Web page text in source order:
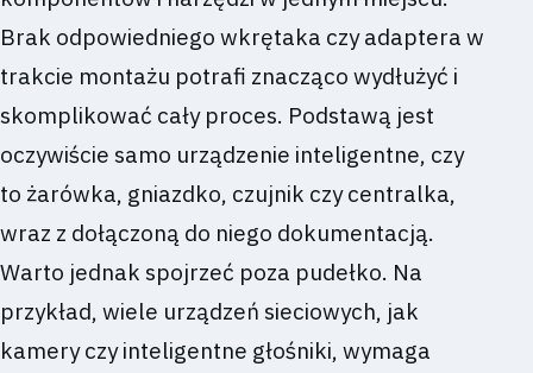
Brak odpowiedniego wkrętaka czy adaptera w
trakcie montażu potrafi znacząco wydłużyć i
skomplikować cały proces. Podstawą jest
oczywiście samo urządzenie inteligentne, czy
to żarówka, gniazdko, czujnik czy centralka,
wraz z dołączoną do niego dokumentacją.
Warto jednak spojrzeć poza pudełko. Na
przykład, wiele urządzeń sieciowych, jak
kamery czy inteligentne głośniki, wymaga